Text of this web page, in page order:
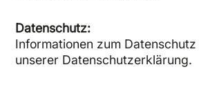
Datenschutz:
Informationen zum Datenschutz
unserer Datenschutzerklärung.